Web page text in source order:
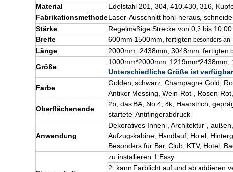
Material
Edelstahl 201, 304, 410.430, 316,
FabrikationsmethodeLaser-Ausschnitt hohl-heraus,
Stärke
Regelmäßige Strecke von 0,3 bis
Breite 600mm-1500mm, fertigten besonders an
Länge 2000mm, 2438mm, 3048mm, fertigten
Größe
1000mm*2000mm, 1219mm*2438mm,
Unterschiedliche Größe ist
Farbe
Golden, schwarz, Champagne Gold,
Antiker Messing, Wein-Rot-, Rosen-
Oberflächenende
2b, das BA, No.4, 8k, Haarstrich,
startete, Antifingerabdruck
Anwendung
Dekoratives Innen-, Architektur-,
Aufzugskabine, Handlauf, Hotel ,
Besonders für Bar, Club, KTV, Hotel,
zu installieren 1.Easy
2. kann Farblicht auf und ab addieren